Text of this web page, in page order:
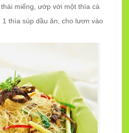
miếng, ướp với một thìa cà
thìa súp dầu ăn, cho lươn vào